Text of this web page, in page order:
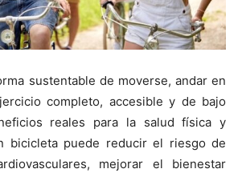
sustentable de moverse, andar en
completo, accesible y de bajo
reales para la salud física y
bicicleta puede reducir el riesgo de
mejorar el bienestar